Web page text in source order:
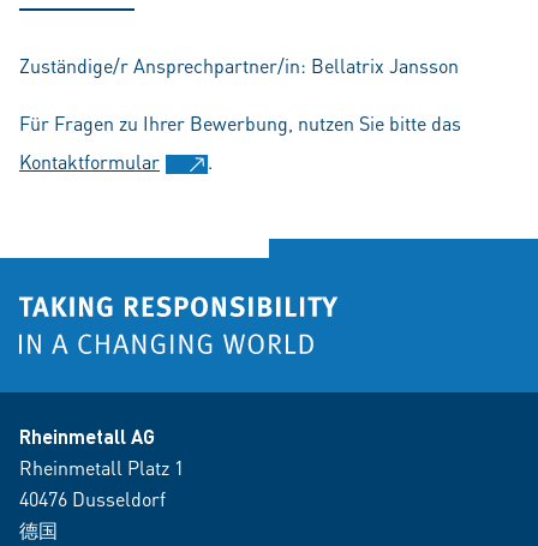
Zuständige/r Ansprechpartner/in: Bellatrix Jansson
Für Fragen zu Ihrer Bewerbung, nutzen Sie bitte das
Kontaktformular
.
Rheinmetall AG
Rheinmetall Platz 1
40476 Dusseldorf
德国